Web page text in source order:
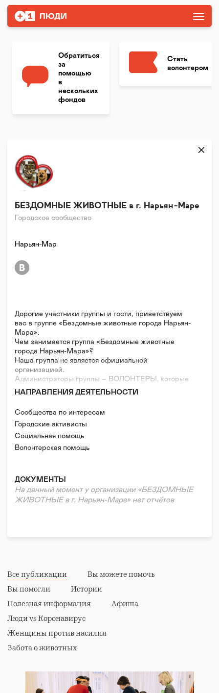
Обратиться
за
помощью
в
нескольких
фондов
Стать
волонтером
Городское сообщество
БЕЗДОМНЫЕ ЖИВОТНЫЕ в г. Нарьян-Маре
Дорогие участники группы и гости, приветствуем
вас в группе «Бездомные животные города Нарьян-
Мара».
Чем занимается группа «Бездомные животные
города Нарьян-Мара»?
Наша группа не является официальной
организацией.
Администраторы группы – ВОЛОНТЕРЫ, которые
сотрудничают с приютом, но при этом не являются
работниками приюта, соответственно, заработную
города Нарьян-Мара не является коммерческой и
государственной организацией. В приюте
содержатся собаки, которые по разным причинам
остались без ухода и заботы своих хозяев. Приют
существует за счёт добровольных пожертвований и
НАПРАВЛЕНИЯ ДЕЯТЕЛЬНОСТИ
Сообщества по интересам
Городские активисты
Социальная помощь
Волонтерская помощь
ДОКУМЕНТЫ
На данный момент у организации «БЕЗДОМНЫЕ
ЖИВОТНЫЕ в г. Нарьян-Маре» нет отчётов
Нарьян-Мар
Все публикации
Вы можете помочь
Вы помогли
Истории
Полезная информация
Афиша
Люди vs Коронавирус
Женщины против насилия
Забота о животных